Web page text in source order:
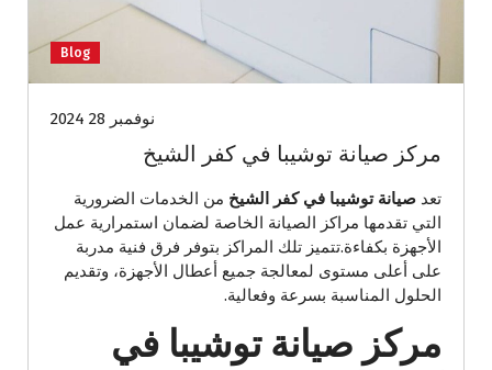
Blog
نوفمبر 28 2024
مركز صيانة توشيبا في كفر الشيخ
تعد صيانة توشيبا في كفر الشيخ من الخدمات الضرورية
التي تقدمها مراكز الصيانة الخاصة لضمان استمرارية عمل
الأجهزة بكفاءة.تتميز تلك المراكز بتوفر فرق فنية مدربة
على أعلى مستوى لمعالجة جميع أعطال الأجهزة، وتقديم
الحلول المناسبة بسرعة وفعالية.
مركز صيانة توشيبا في